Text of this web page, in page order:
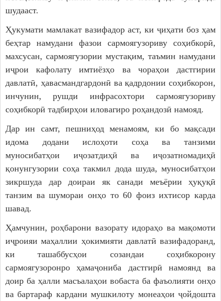
шудааст.
Ҳукумати мамлакат вазифадор аст, ки ҷиҳати боз ҳам
беҳтар намудани фазои сармоягузориву соҳибкорӣ,
махсусан, сармоягузории мустақим, таъмин намудани
иҷрои кафолату имтиёзҳо ва чораҳои дастгирии
давлатӣ, ҳавасмандгардонӣ ва қадрдонии соҳибкорон,
инчунин, рушди инфрасохтори сармоягузориву
соҳибкорӣ тадбирҳои иловагиро роҳандозӣ намояд.
Дар ин самт, пешниҳод менамоям, ки бо мақсади
идома додани ислоҳоти соҳа ва танзими
муносибатҳои иҷозатдиҳӣ ва иҷозатномадиҳӣ
қонунгузории соҳа такмил дода шуда, муносибатҳои
зикршуда дар доираи як санади меъёрии ҳуқуқӣ
танзим ва шумораи онҳо то 60 фоиз ихтисор карда
шавад.
Ҳамчунин, роҳбарони вазорату идораҳо ва мақомоти
иҷроияи маҳаллии ҳокимияти давлатӣ вазифадоранд,
ки ташаббусҳои созандаи соҳибкорону
сармоягузоронро ҳамаҷониба дастгирӣ намоянд ва
доир ба ҳалли масъалаҳои вобаста ба фаъолияти онҳо
ва бартараф кардани мушкилоту монеаҳои ҷойдошта